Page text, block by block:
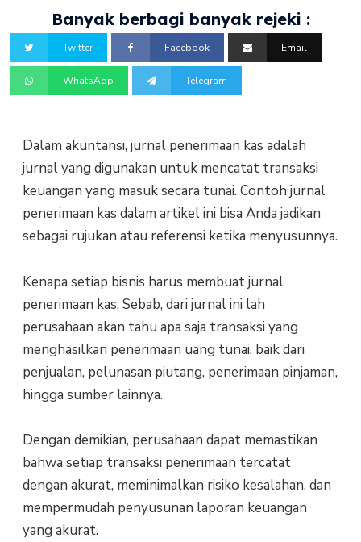
Banyak berbagi banyak rejeki :
Twitter Facebook Email
WhatsApp Telegram
Dalam akuntansi, jurnal penerimaan kas adalah
jurnal yang digunakan untuk mencatat transaksi
keuangan yang masuk secara tunai. Contoh jurnal
penerimaan kas dalam artikel ini bisa Anda jadikan
sebagai rujukan atau referensi ketika menyusunnya.
Kenapa setiap bisnis harus membuat jurnal
penerimaan kas. Sebab, dari jurnal ini lah
perusahaan akan tahu apa saja transaksi yang
menghasilkan penerimaan uang tunai, baik dari
penjualan, pelunasan piutang, penerimaan pinjaman,
hingga sumber lainnya.
Dengan demikian, perusahaan dapat memastikan
bahwa setiap transaksi penerimaan tercatat
dengan akurat, meminimalkan risiko kesalahan, dan
mempermudah penyusunan laporan keuangan
yang akurat.